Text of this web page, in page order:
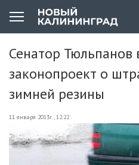
Сенатор Тюльпанов
законопроект о
зимней резины
11 января 2013г., 12:22